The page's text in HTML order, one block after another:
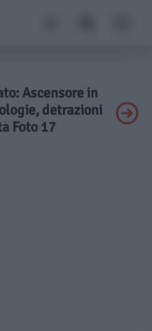
Ascensore in
detrazioni
Foto 17